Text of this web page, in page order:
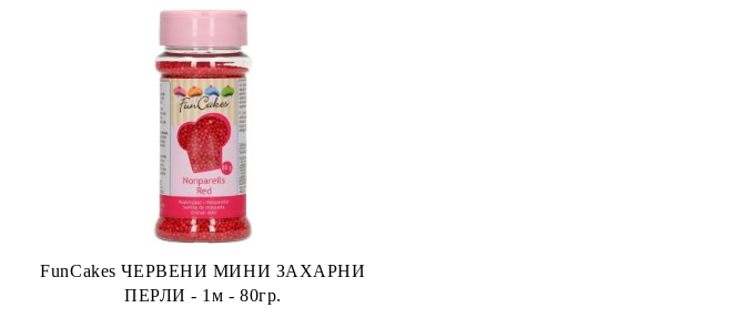
FunCakes ЧЕРВЕНИ МИНИ ЗАХАРНИ
ПЕРЛИ - 1м - 80гр.